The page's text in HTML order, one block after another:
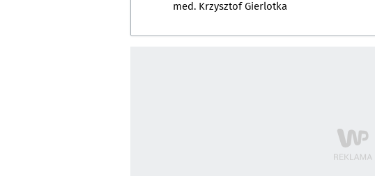
med. Krzysztof Gierlotka